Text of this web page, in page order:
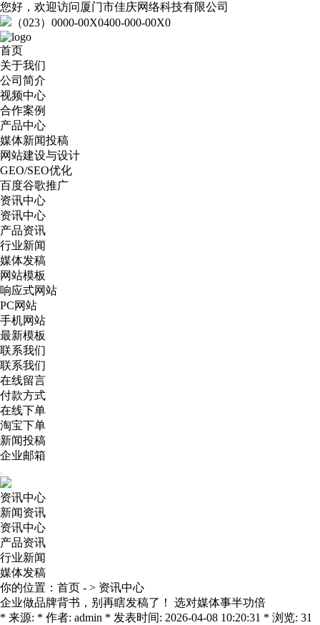
您好，欢迎访问厦门市佳庆网络科技有限公司
（023）0000-00X0400-000-00X0
首页
关于我们
公司简介
视频中心
合作案例
产品中心
媒体新闻投稿
网站建设与设计
GEO/SEO优化
百度谷歌推广
资讯中心
资讯中心
产品资讯
行业新闻
媒体发稿
网站模板
响应式网站
PC网站
手机网站
最新模板
联系我们
联系我们
在线留言
付款方式
在线下单
淘宝下单
新闻投稿
企业邮箱
资讯中心
新闻资讯
资讯中心
产品资讯
行业新闻
媒体发稿
你的位置： 首页 - > 资讯中心
企业做品牌背书，别再瞎发稿了！ 选对媒体事半功倍
* 来源: * 作者: admin * 发表时间: 2026-04-08 10:20:31 * 浏览: 31